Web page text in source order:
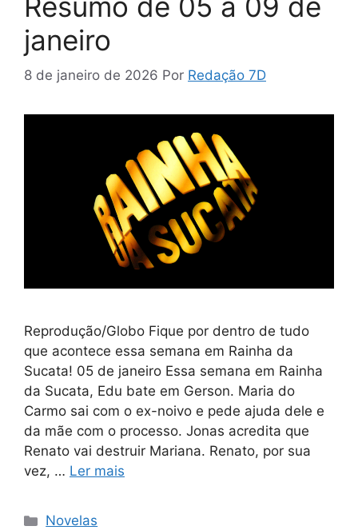
janeiro
8 de janeiro de 2026 Por Redação 7D
Reprodução/Globo Fique por dentro de tudo
que acontece essa semana em Rainha da
Sucata! 05 de janeiro Essa semana em Rainha
da Sucata, Edu bate em Gerson. Maria do
Carmo sai com o ex-noivo e pede ajuda dele e
da mãe com o processo. Jonas acredita que
Renato vai destruir Mariana. Renato, por sua
vez, … Ler mais
Categorias
Novelas